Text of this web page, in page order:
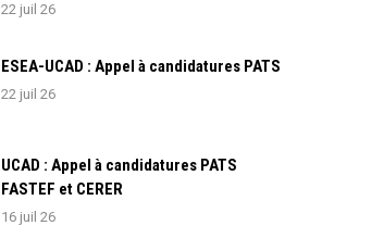
22 juil 26
ESEA-UCAD : Appel à candidatures PATS
22 juil 26
UCAD : Appel à candidatures PATS
FASTEF et CERER
16 juil 26